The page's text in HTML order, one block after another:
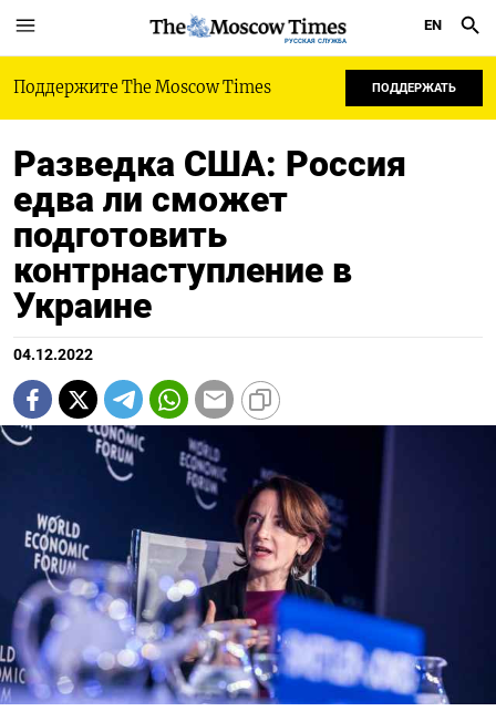
РУССКАЯ СЛУЖБА
EN
Поддержите The Moscow Times ПОДДЕРЖАТЬ
Разведка США: Россия
едва ли сможет
подготовить
контрнаступление в
Украине
04.12.2022